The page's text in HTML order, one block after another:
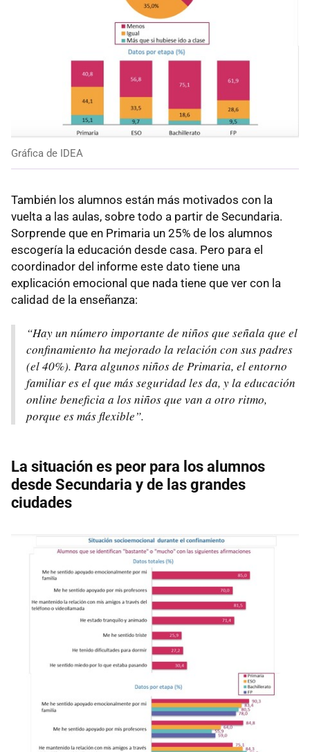
Gráfica de IDEA
También los alumnos están más motivados con la
vuelta a las aulas, sobre todo a partir de Secundaria.
Sorprende que en Primaria un 25% de los alumnos
escogería la educación desde casa. Pero para el
coordinador del informe este dato tiene una
explicación emocional que nada tiene que ver con la
calidad de la enseñanza:
“Hay un número importante de niños que señala que el
confinamiento ha mejorado la relación con sus padres
(el 40%). Para algunos niños de Primaria, el entorno
familiar es el que más seguridad les da, y la educación
online beneficia a los niños que van a otro ritmo,
porque es más flexible”.
La situación es peor para los alumnos
desde Secundaria y de las grandes
ciudades